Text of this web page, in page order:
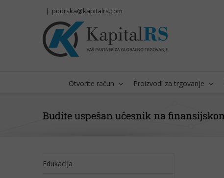
| podrska@kapitalrs.com
Otvorite račun Proizvodi za trgovanje
Budite uspešan učesnik na
Edukacija